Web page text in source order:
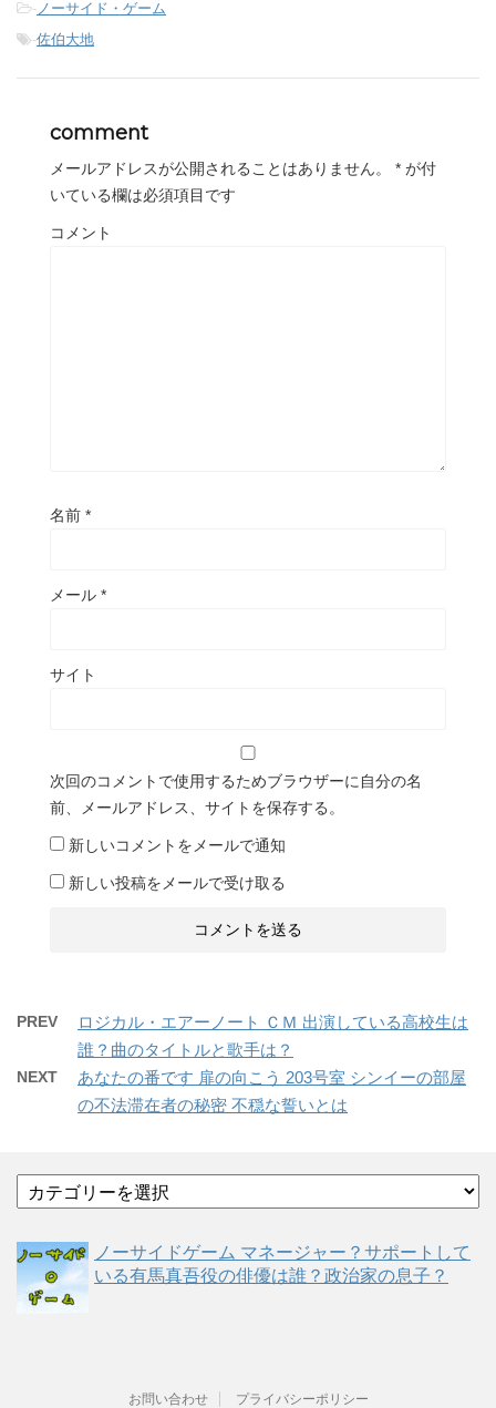
- ノーサイド・ゲーム
-佐伯大地
comment
メールアドレスが公開されることはありません。 * が付
いている欄は必須項目です
コメント
名前 *
メール *
サイト
次回のコメントで使用するためブラウザーに自分の名
前、メールアドレス、サイトを保存する。
新しいコメントをメールで通知
新しい投稿をメールで受け取る
PREV
ロジカル・エアーノート ＣＭ 出演している高校生は
誰？曲のタイトルと歌手は？
NEXT
あなたの番です 扉の向こう 203号室 シンイーの部屋
の不法滞在者の秘密 不穏な誓いとは
テ
リ
ー
ノーサイドゲーム マネージャー？サポートして
いる有馬真吾役の俳優は誰？政治家の息子？
お問い合わせ プライバシーポリシー